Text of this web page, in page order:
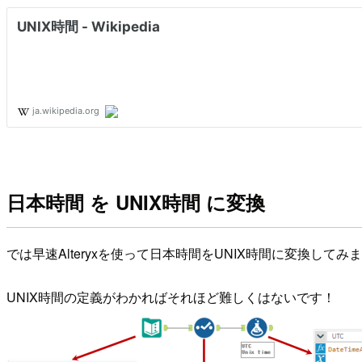
日本時間 を UNIX時間 に変換
では早速Alteryxを使って日本時間をUNIX時間に変換してみ
UNIX時間の定義がわかればそれほど難しくはないです！